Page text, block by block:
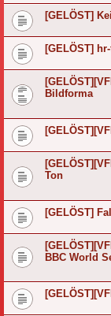
[GELÖST]
[GELÖST]
Bildforma
Ton
[GELÖST]
BBC World